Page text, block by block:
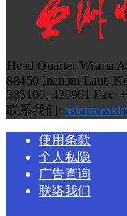
Head Quarter Wisma
88450 Inanam Laut,
385100, 420901 Fax:
联系我们:
使用条款
个人私隐
广告查询
联络我们